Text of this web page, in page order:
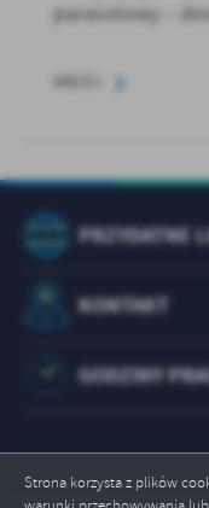
Strona korzysta z plików
parasolowy –
PRZYDATNE
KONTAKT
GODZINY